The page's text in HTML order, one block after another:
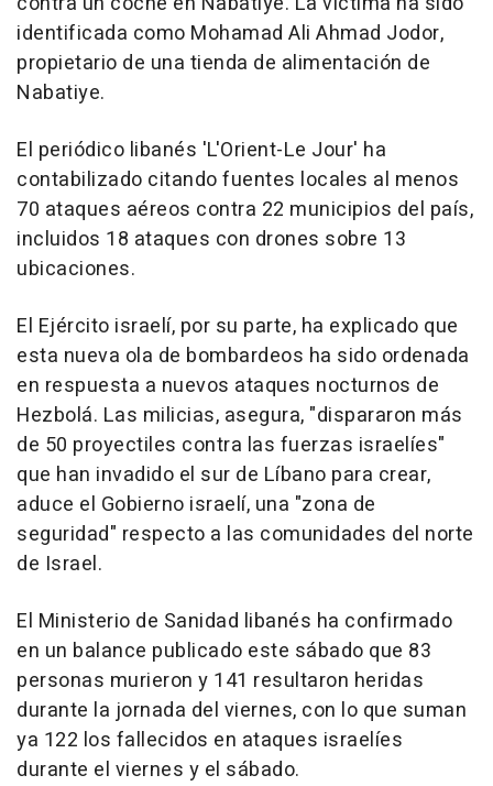
identificada como Mohamad Ali Ahmad Jodor,
propietario de una tienda de alimentación de
Nabatiye.
El periódico libanés 'L'Orient-Le Jour' ha
contabilizado citando fuentes locales al menos
70 ataques aéreos contra 22 municipios del país,
incluidos 18 ataques con drones sobre 13
ubicaciones.
El Ejército israelí, por su parte, ha explicado que
esta nueva ola de bombardeos ha sido ordenada
en respuesta a nuevos ataques nocturnos de
Hezbolá. Las milicias, asegura, "dispararon más
de 50 proyectiles contra las fuerzas israelíes"
que han invadido el sur de Líbano para crear,
aduce el Gobierno israelí, una "zona de
seguridad" respecto a las comunidades del norte
de Israel.
El Ministerio de Sanidad libanés ha confirmado
en un balance publicado este sábado que 83
personas murieron y 141 resultaron heridas
durante la jornada del viernes, con lo que suman
ya 122 los fallecidos en ataques israelíes
durante el viernes y el sábado.